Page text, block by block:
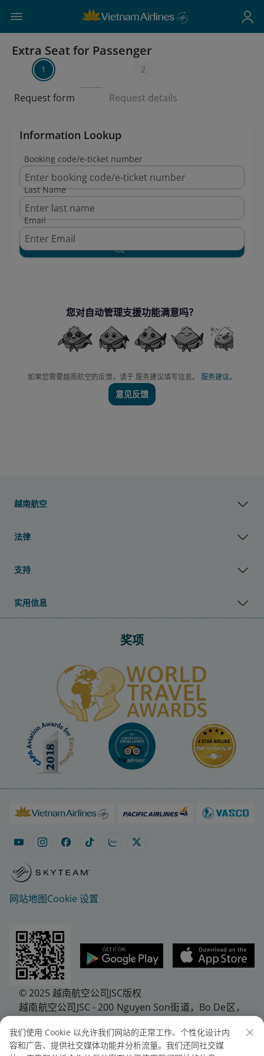
Extra Seat for Passenger
1
Request form
2
Request details
Information Lookup
Booking code/e-ticket number
Last Name
Email
您对自动管理支援功能满意吗？
如果您需要越南航空的反馈，请于 服务建议填写信息。 服务建议。
意见反馈
越南航空
法律
支持
实用信息
奖项
网站地图Cookie 设置
© 2025 越南航空公司JSC版权
越南航空公司JSC - 200 Nguyen Son街道，Bo De区，
电话：(+84-24) 38272289。传真：（+ 84-24）
38722375。
我们使用 Cookie 以允许我们网站的正常工作、个性化设计内
容和广告、提供社交媒体功能并分析流量。我们还同社交媒